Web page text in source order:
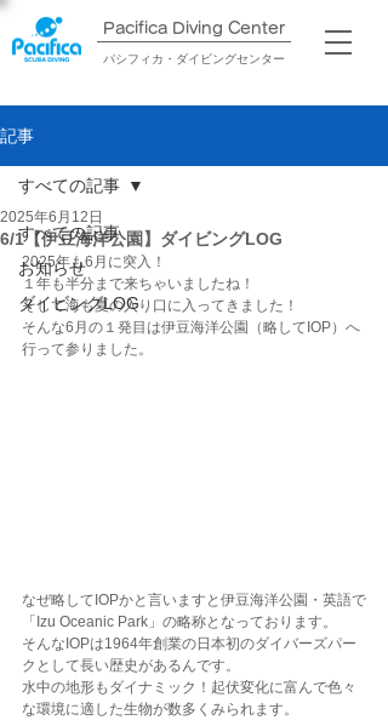
Pacifica Diving Center​
パシフィカ・ダイビングセンター
記事
すべての記事
お知らせ
ダイビングLOG
すべての記事
6/1【伊豆海洋公園】ダイビングLOG
2025年6月12日
2025年も6月に突入！
１年も半分まで来ちゃいましたね！
そして海も夏の入り口に入ってきました！
そんな6月の１発目は伊豆海洋公園（略してIOP）へ
行って参りました。
なぜ略してIOPかと言いますと伊豆海洋公園・英語で
「Izu Oceanic Park」の略称となっております。
そんなIOPは1964年創業の日本初のダイバーズパー
クとして長い歴史があるんです。
水中の地形もダイナミック！起伏変化に富んで色々
な環境に適した生物が数多くみられます。